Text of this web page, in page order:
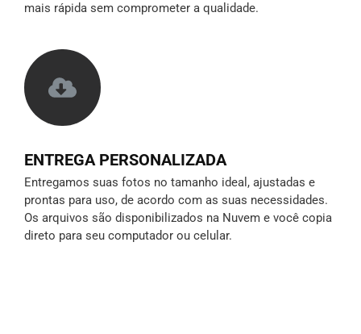
mais rápida sem comprometer a qualidade.
ENTREGA PERSONALIZADA
Entregamos suas fotos no tamanho ideal, ajustadas e
prontas para uso, de acordo com as suas necessidades.
Os arquivos são disponibilizados na Nuvem e você copia
direto para seu computador ou celular.